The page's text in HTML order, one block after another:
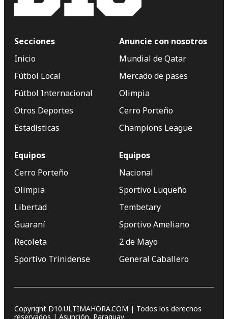
Secciones
Inicio
Fútbol Local
Fútbol Internacional
Otros Deportes
Estadísticas
Anuncie con nosotros
Mundial de Qatar
Mercado de pases
Olimpia
Cerro Porteño
Champions League
Equipos
Cerro Porteño
Olimpia
Libertad
Guaraní
Recoleta
Sportivo Trinidense
Equipos
Nacional
Sportivo Luqueño
Tembetary
Sportivo Ameliano
2 de Mayo
General Caballero
Copyright D10.ULTIMAHORA.COM | Todos los derechos
reservados | Asunción, Paraguay